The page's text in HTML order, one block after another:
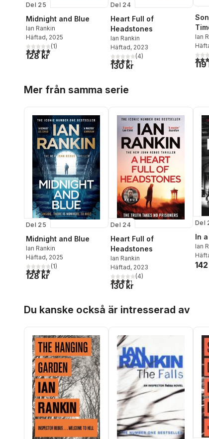
Del 25
Midnight and Blue
Ian Rankin
Häftad, 2025
5,0utav 5 stjärnor. Totalt antal röster:
(1)
128 kr
Del 24
Heart Full of
Headstones
Ian Rankin
Häftad, 2023
4,3utav 5 stjärnor. Totalt antal
(4)
130 kr
Ian
4,7
Mer från samma serie
Del 25
Midnight and Blue
Ian Rankin
Häftad, 2025
5,0utav 5 stjärnor. Totalt antal röster:
(1)
128 kr
Del 24
Heart Full of
Headstones
Ian Rankin
Häftad, 2023
4,3utav 5 stjärnor. Totalt antal
(4)
130 kr
Del
In
Ian
Du kanske också är intresserad av